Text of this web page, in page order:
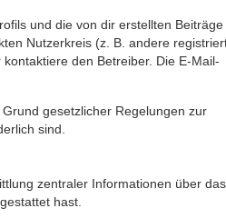
und die von dir erstellten Beiträge
Nutzerkreis (z. B. andere
den Betreiber. Die E-Mail-
gesetzlicher Regelungen zur
sind.
zentraler Informationen über das
hast.